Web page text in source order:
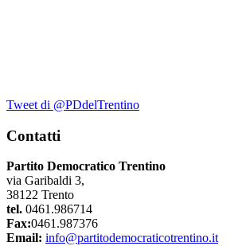
Tweet di @PDdelTrentino
Contatti
Partito Democratico Trentino
via Garibaldi 3,
38122 Trento
tel. 0461.986714
Fax:0461.987376
Email: info@partitodemocraticotrentino.it